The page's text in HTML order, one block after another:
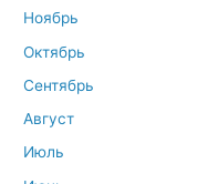
Ноябрь
Октябрь
Сентябрь
Август
Июль